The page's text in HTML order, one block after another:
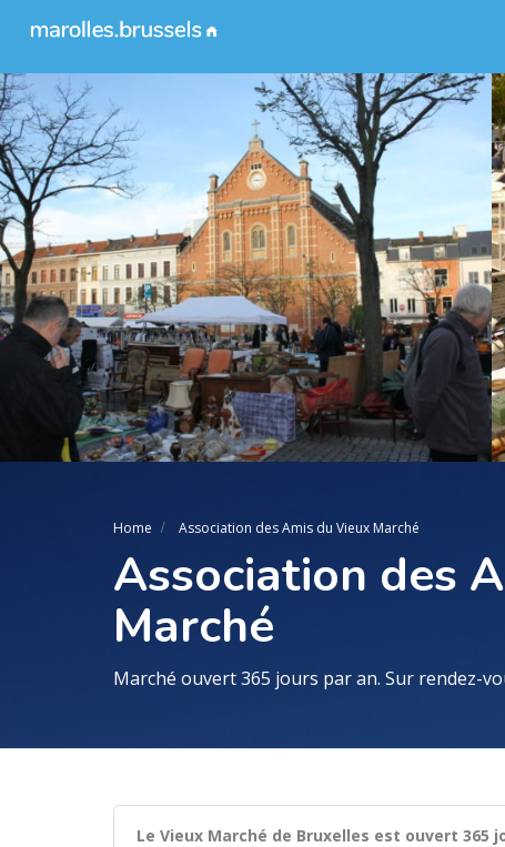
Home Association des Amis du Vieux Marché
Association des
Marché
Marché ouvert 365 jours par an. Sur rendez-
Le Vieux Marché de Bruxelles est ouvert 365